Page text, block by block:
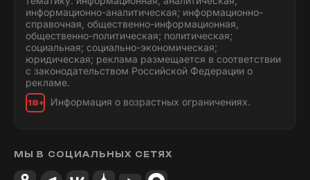
информационно-аналитическая; информационно-
справочная, общественно-информационная,
общественно-политическая; политическая;
социальная; социально-экономическая;
юридическая; реклама размещается в соответствии
с законодательством Российской Федерации о
рекламе.
18+ Информация о возрастных ограничениях.
МЫ В СОЦИАЛЬНЫХ СЕТЯХ